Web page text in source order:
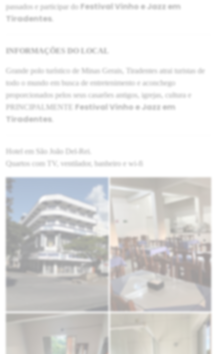
passados e participar do Festival Vinho e Jazz em
Tiradentes
INFORMAÇÕES DO LOCAL
Grande polo turístico de Minas Gerais, Tiradentes atrai turistas de
todo o mundo em busca de entretenimento e aconchego
proporcionados pelos seus casarões antigos, igrejas, cultura e
PRINCIPALMENTE Festival Vinho e Jazz em
Tiradentes
Hotel em São João Del-Rei.
Quartos com TV, ventilador, banheiro e wi-fi